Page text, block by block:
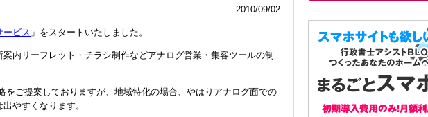
2010/09/02
ービス 」をスタートいたしました。
内リーフレット・チラシ制作などアナログ営業・集客ツールの制
をご提案しておりますが、地域特化の場合、やはりアナログ面での
やすくなります。